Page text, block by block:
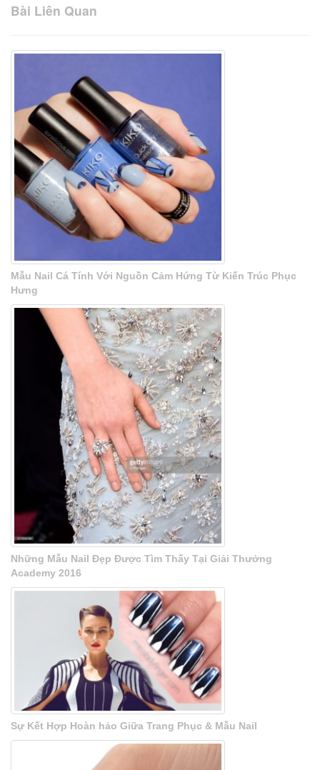
Bài Liên Quan
Mẫu Nail Cá Tính Với Nguồn Cảm Hứng Từ Kiến Trúc Phục
Hưng
Những Mẫu Nail Đẹp Được Tìm Thấy Tại Giải Thưởng
Academy 2016
Sự Kết Hợp Hoàn hảo Giữa Trang Phục & Mẫu Nail